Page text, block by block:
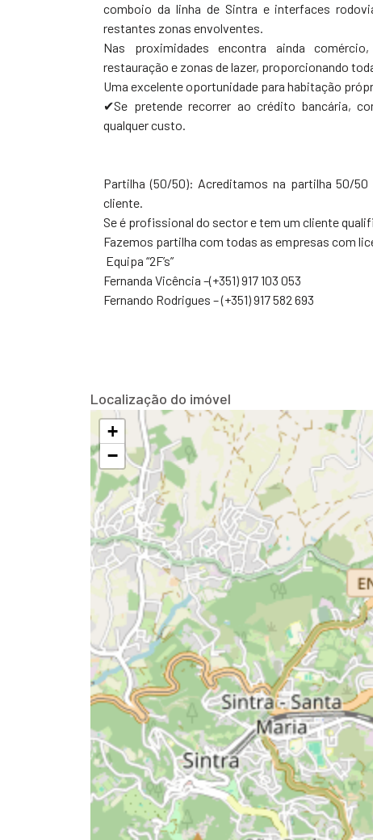
comboio da linha de Sintra e interfaces
restantes zonas envolventes.
Nas proximidades encontra ainda
restauração e zonas de lazer, proporcionando
Uma excelente oportunidade para habitação
✔Se pretende recorrer ao crédito bancária,
qualquer custo.
Partilha (50/50): Acreditamos na partilha 50/
cliente.
Se é profissional do sector e tem um cliente
Fazemos partilha com todas as empresas com
Equipa “2F’s”
Fernanda Vicência –(+351) 917 103 053
Fernando Rodrigues – (+351) 917 582 693
Localização do imóvel
+
−